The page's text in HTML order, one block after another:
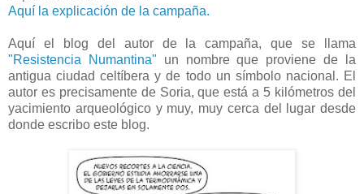
Aquí la explicación de la campaña.
Aquí el blog del autor de la campaña, que se llama
"Resistencia Numantina" un nombre que proviene de la
antigua ciudad celtíbera y de todo un símbolo nacional. El
autor es precisamente de Soria, que está a 5 kilómetros del
yacimiento arqueológico y muy, muy cerca del lugar desde
donde escribo este blog.